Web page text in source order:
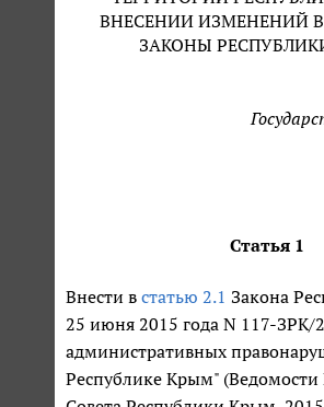
ВНЕСЕНИИ ИЗМЕНЕНИЙ
ЗАКОНЫ
Статья 1
Внести в статью 2.1 Закона
25 июня 2015 года N 117-ЗРК/
административных
Республике Крым" (Ведомости